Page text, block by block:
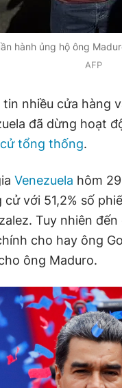
hành ủng hộ ông
AFP
tin nhiều cửa hàng
đã dừng hoạt
tổng thống.
Venezuela hôm
với 51,2% số
Tuy nhiên
cho hay ông
ông Maduro.